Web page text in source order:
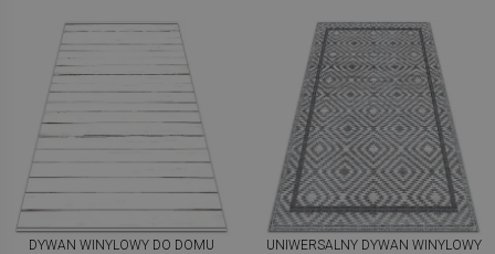
DYWAN WINYLOWY DO DOMU
UNIWERSALNY DYWAN WINYLOWY